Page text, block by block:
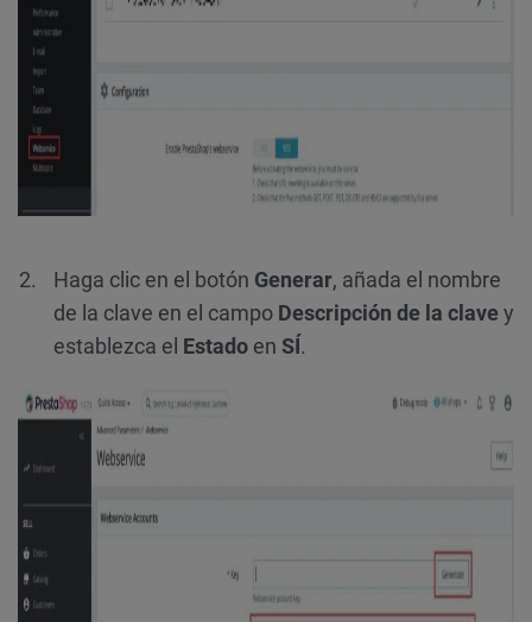
Haga clic en el botón Generar, añada el nombre
de la clave en el campo Descripción de la clave y
establezca el Estado en SÍ.